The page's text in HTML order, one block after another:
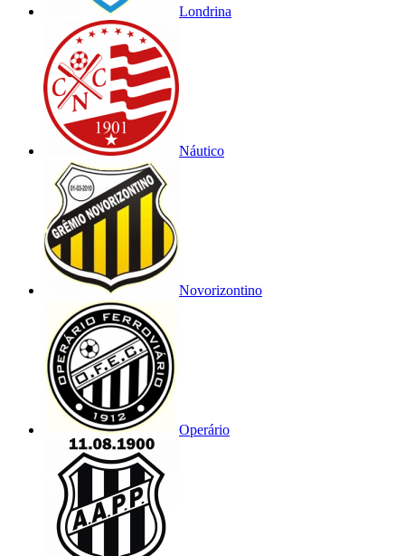
Londrina
Náutico
Novorizontino
Operário